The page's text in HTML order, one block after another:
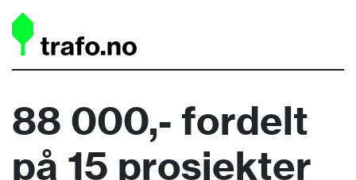
88 000,- fordelt
på 15 prosjekter